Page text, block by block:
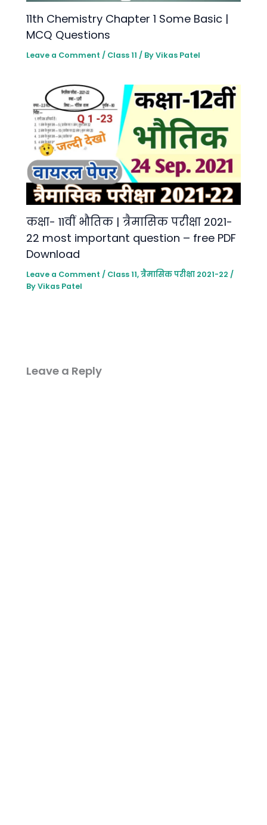
11th Chemistry Chapter 1 Some Basic |
MCQ Questions
Leave a Comment / Class 11 / ByVikas Patel
कक्षा- 11वीं भौतिक | त्रैमासिक परीक्षा 2021-
22 most important question – free PDF
Download
Leave a Comment / Class 11,त्रैमासिक परीक्षा 2021-22 /
ByVikas Patel
Leave a Reply